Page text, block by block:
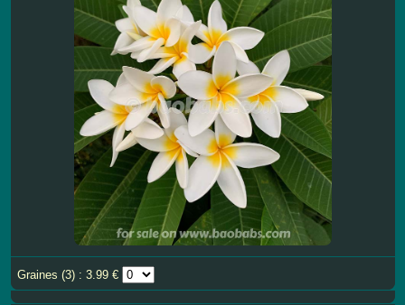
Graines (3) : 3.99 €